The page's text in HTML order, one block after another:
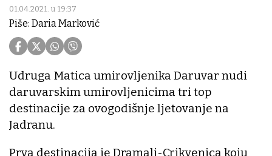
01.04.2021. u 19:37
Piše: Daria Marković
Udruga Matica umirovljenika Daruvar nudi
daruvarskim umirovljenicima tri top
destinacije za ovogodišnje ljetovanje na
Jadranu.
Prva destinacija je Dramalj-Crikvenica koju